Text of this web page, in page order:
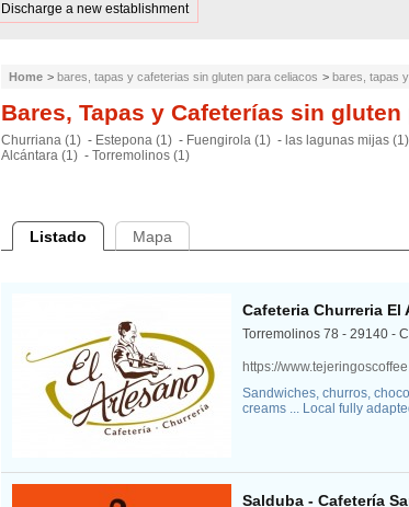
Discharge a new establishment
Home > bares, tapas y cafeterias sin gluten para celiacos > bares, tapas
Bares, Tapas y Cafeterías sin
Churriana (1) - Estepona (1) - Fuengirola (1) - las lagunas mijas (1)
Alcántara (1) - Torremolinos (1)
Listado Mapa
Cafeteria Churreria El
Torremolinos 78 - 29140 -
https://
Sandwiches, churros,
creams ... Local fully
Salduba - Cafetería